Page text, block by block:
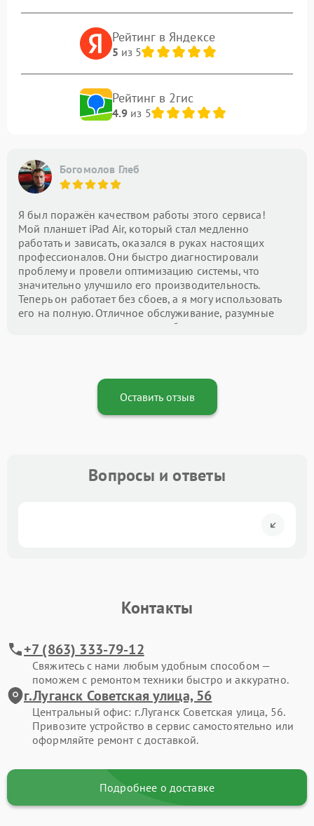
Рейтинг в Яндексе
5 из 5
Рейтинг в 2гис
4.9из 5
Богомолов Глеб
Я был поражён качеством работы этого сервиса!
Мой планшет iPad Air, который стал медленно
работать и зависать, оказался в руках настоящих
профессионалов. Они быстро диагностировали
проблему и провели оптимизацию системы, что
значительно улучшило его производительность.
Теперь он работает без сбоев, а я могу использовать
его на полную. Отличное обслуживание, разумные
цены и внимание к деталям — буду рекомендовать
Оставить отзыв
Вопросы и ответы
Контакты
+7 (863) 333-79-12
Свяжитесь с нами любым удобным способом —
поможем с ремонтом техники быстро и аккуратно.
г.Луганск Советская улица, 56
Центральный офис: г.Луганск Советская улица, 56.
Привозите устройство в сервис самостоятельно или
оформляйте ремонт с доставкой.
Подробнее о доставке